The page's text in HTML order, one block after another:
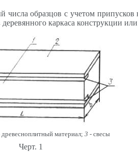
образцов с учетом
каркаса конструкции
древесноплитный материал; 3 - свесы
Черт. 1